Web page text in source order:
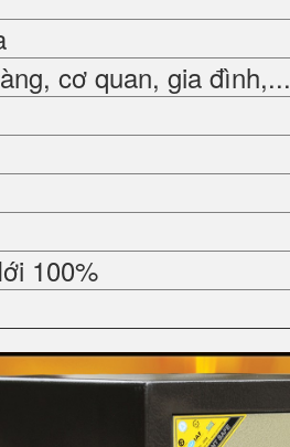
cơ quan, gia đình,...
100%